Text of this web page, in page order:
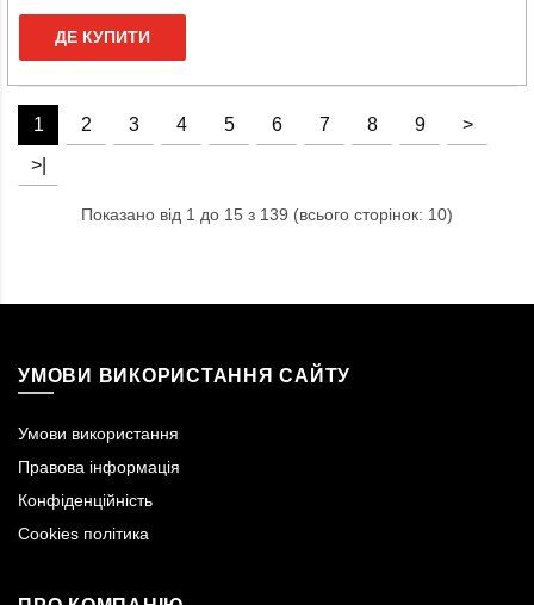
ДЕ КУПИТИ
1 2 3 4 5 6 7 8 9
>
>|
Показано від 1 до 15 з 139 (всього сторінок: 10)
УМОВИ ВИКОРИСТАННЯ САЙТУ
Умови використання
Правова інформація
Конфіденційність
Cookies політика